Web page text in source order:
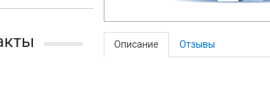
Описание Отзывы